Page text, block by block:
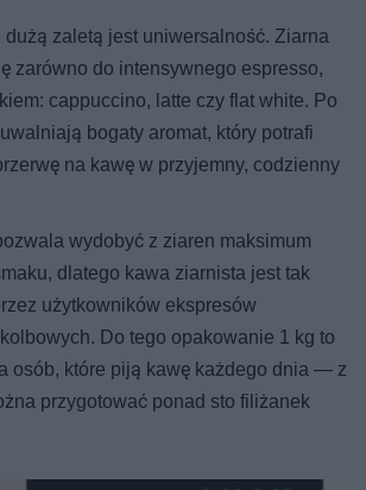
zaletą jest uniwersalność. Ziarna
zarówno do intensywnego espresso,
cappuccino, latte czy flat white. Po
bogaty aromat, który potrafi
na kawę w przyjemny, codzienny
wydobyć z ziaren maksimum
dlatego kawa ziarnista jest tak
użytkowników ekspresów
Do tego opakowanie 1 kg to
osób, które piją kawę każdego dnia — z
przygotować ponad sto filiżanek